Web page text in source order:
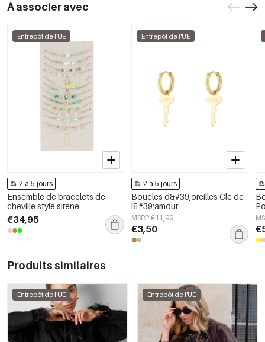
À associer avec
Entrepôt de l'UE
2 à 5 jours
Ensemble de bracelets de
cheville style sirène
€34,95
Entrepôt de l'UE
2 à 5 jours
Boucles d&#39;oreilles Clé de
l&#39;amour
MSRP €11,99
€3,50
Produits similaires
Entrepôt de l'UE Entrepôt de l'UE